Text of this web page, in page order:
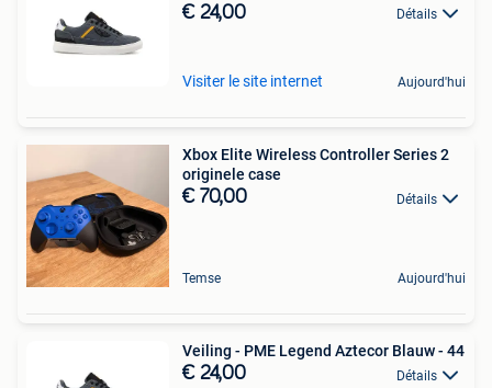
€ 24,00 Détails
Visiter le site internet Aujourd'hui
Xbox Elite Wireless Controller Series 2
originele case
€ 70,00 Détails
Temse Aujourd'hui
Veiling - PME Legend Aztecor Blauw - 44
€ 24,00 Détails